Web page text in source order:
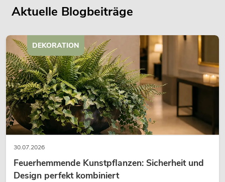
Aktuelle Blogbeiträge
30.07.2026
Feuerhemmende Kunstpflanzen: Sicherheit und
Design perfekt kombiniert
DEKORATION